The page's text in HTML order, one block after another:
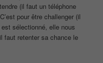
(il faut un téléphone
pour être challenger (il
sélectionné, elle nous
faut retenter sa chance le